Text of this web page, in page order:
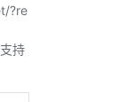
?re
持